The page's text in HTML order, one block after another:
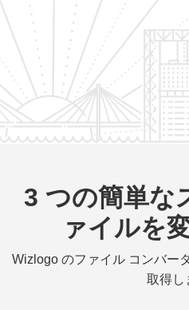
3 つの簡単な
ァイルを
Wizlogo のファイル コンバー
取得し